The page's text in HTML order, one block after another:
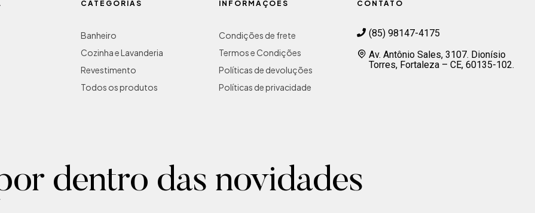
CATEGORIAS
Banheiro
Cozinha e Lavanderia
Revestimento
Todos os produtos
INFORMAÇÕES
Condições de frete
Termos e Condições
Políticas de devoluções
Políticas de privacidade
CONTATO
(85) 98147-4175
Av. Antônio Sales, 3107. Dionísio
Torres, Fortaleza – CE, 60135-102.
dentro das novidades